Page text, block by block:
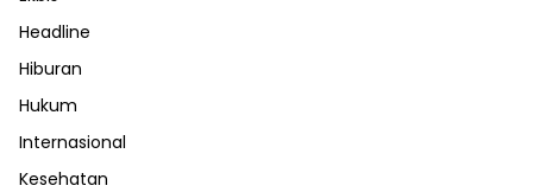
Headline
Hiburan
Hukum
Internasional
Kesehatan